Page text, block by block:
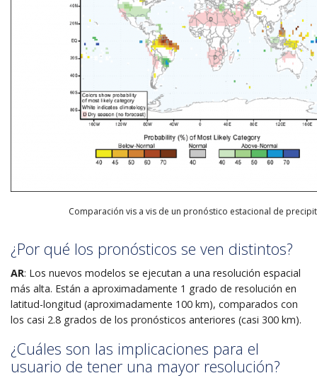
Comparación vis a vis de un pronóstico estacional de
¿Por qué los pronósticos se ven distintos?
AR: Los nuevos modelos se ejecutan a una resolución espacial
más alta. Están a aproximadamente 1 grado de resolución en
latitud-longitud (aproximadamente 100 km), comparados con
los casi 2.8 grados de los pronósticos anteriores (casi 300 km).
¿Cuáles son las implicaciones para el
usuario de tener una mayor resolución?